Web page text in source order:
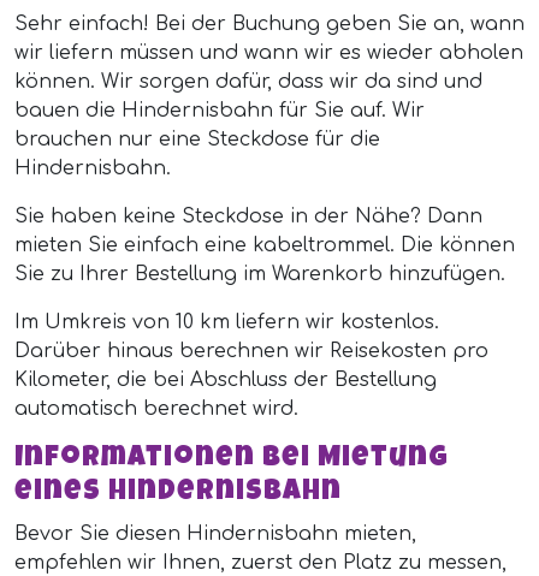
Sehr einfach! Bei der Buchung geben Sie an, wann
wir liefern müssen und wann wir es wieder abholen
können. Wir sorgen dafür, dass wir da sind und
bauen die Hindernisbahn für Sie auf. Wir
brauchen nur eine Steckdose für die
Hindernisbahn.
Sie haben keine Steckdose in der Nähe? Dann
mieten Sie einfach eine kabeltrommel. Die können
Sie zu Ihrer Bestellung im Warenkorb hinzufügen.
Im Umkreis von 10 km liefern wir kostenlos.
Darüber hinaus berechnen wir Reisekosten pro
Kilometer, die bei Abschluss der Bestellung
automatisch berechnet wird.
Informationen bei Mietung
eines Hindernisbahn
Bevor Sie diesen Hindernisbahn mieten,
empfehlen wir Ihnen, zuerst den Platz zu messen,